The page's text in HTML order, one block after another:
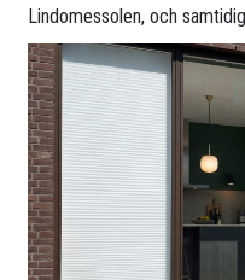
Lindomessolen, och